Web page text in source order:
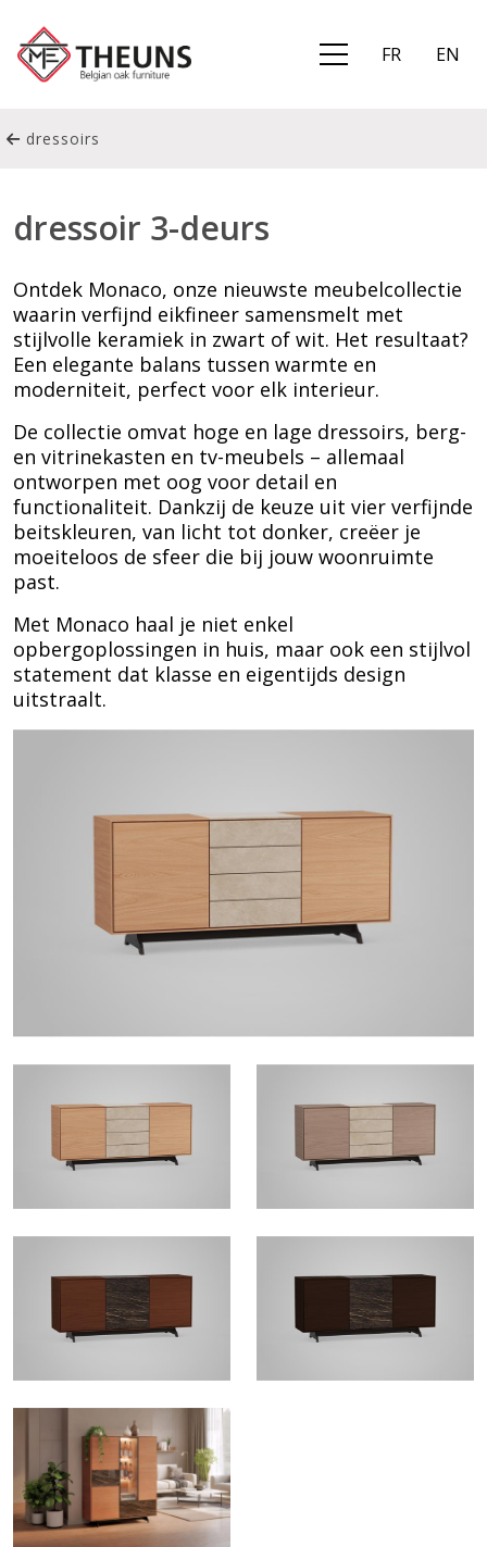
FR EN
dressoirs
dressoir 3-deurs
Ontdek Monaco, onze nieuwste meubelcollectie
waarin verfijnd eikfineer samensmelt met
stijlvolle keramiek in zwart of wit. Het resultaat?
Een elegante balans tussen warmte en
moderniteit, perfect voor elk interieur.
De collectie omvat hoge en lage dressoirs, berg-
en vitrinekasten en tv-meubels – allemaal
ontworpen met oog voor detail en
functionaliteit. Dankzij de keuze uit vier verfijnde
beitskleuren, van licht tot donker, creëer je
moeiteloos de sfeer die bij jouw woonruimte
past.
Met Monaco haal je niet enkel
opbergoplossingen in huis, maar ook een stijlvol
statement dat klasse en eigentijds design
uitstraalt.